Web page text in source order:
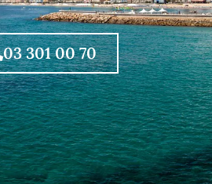
03 301 00 70